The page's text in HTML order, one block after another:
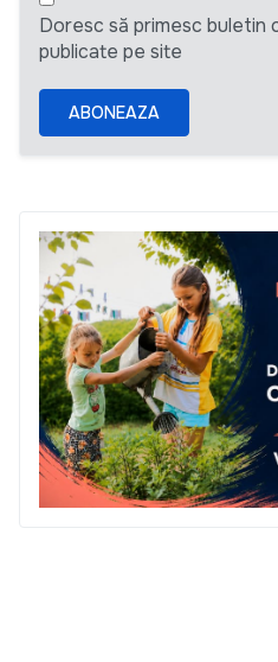
Doresc să primesc buletin
publicate pe site
ABONEAZA